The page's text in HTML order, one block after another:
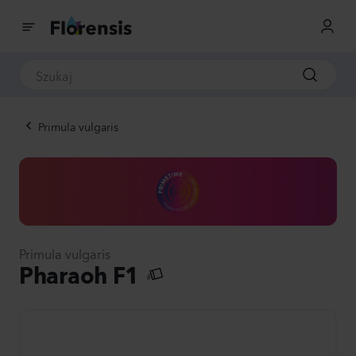
Primula vulgaris
Primula vulgaris
Pharaoh F1